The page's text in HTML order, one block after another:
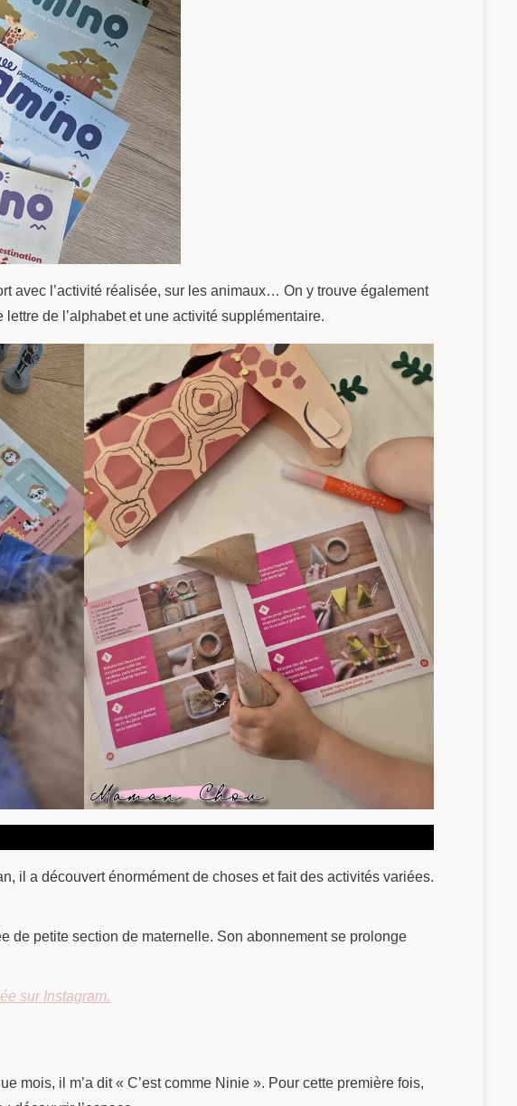
avec l’activité réalisée, sur les animaux… On y trouve également
de l’alphabet et une activité supplémentaire.
il a découvert énormément de choses et fait des activités variées.
de petite section de maternelle. Son abonnement se prolonge
sur Instagram.
mois, il m’a dit « C’est comme Ninie ». Pour cette première fois,